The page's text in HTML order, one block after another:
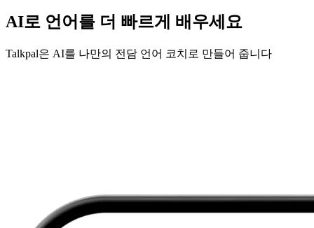
AI로 언어를 더 빠르게 배우세요
Talkpal은 AI를 나만의 전담 언어 코치로 만들어 줍니다